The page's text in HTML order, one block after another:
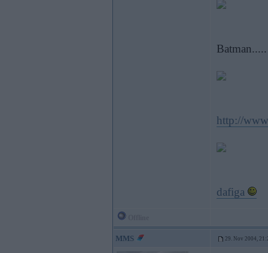
Batman.....
http://
dafiga
MMS 29. Nov 2004,